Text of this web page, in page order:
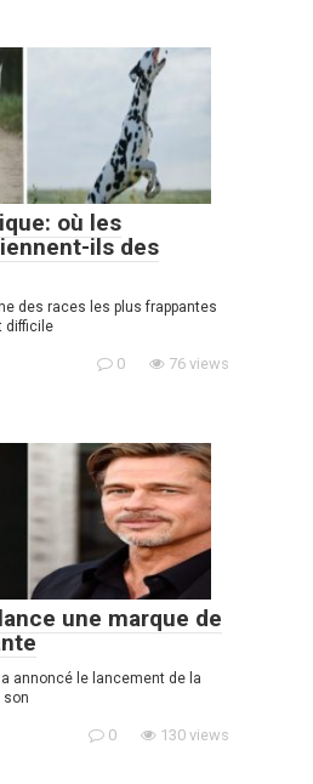
où les
ils des
des races les plus frappantes
difficile
0 76 views
une marque de
annoncé le lancement de la
son
0 130 views